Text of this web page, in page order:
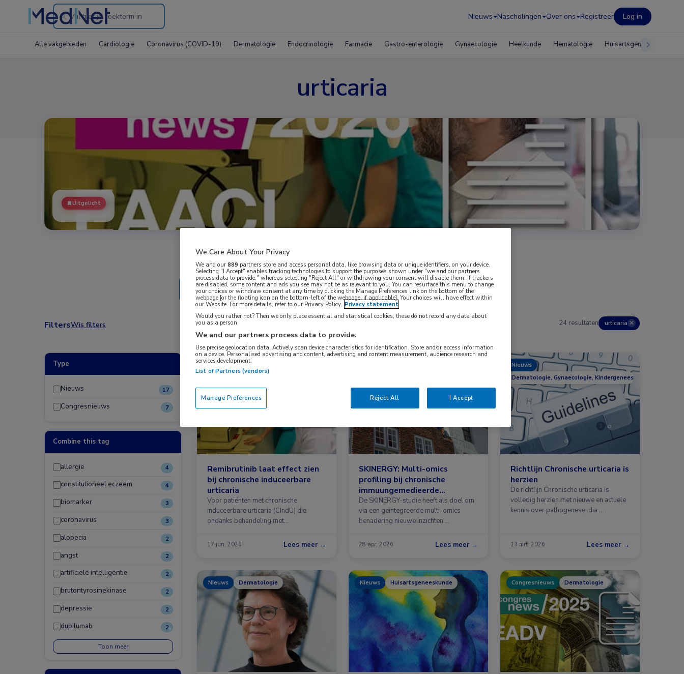
Search
the
Nieuws Nascholingen Over ons Registreer Log in
Alle vakgebieden Cardiologie Coronavirus (COVID-19) Dermatologie Endocrinologie Farmacie Gastro-enterologie Gynaecologie Heelkunde Hematologie Huisartsgeneeskunde
urticaria
Uitgelicht
FiltersWis filters 24 resultaten urticaria ✕
Type
Nieuws 17
Congresnieuws 7
Combine this tag
allergie 4
constitutioneel eczeem 4
biomarker 3
coronavirus 3
alopecia 2
angst 2
artificiële intelligentie 2
brutontyrosinekinase 2
depressie 2
dupilumab 2
Toon meer
Congresnieuws
Remibrutinib laat effect zien
bij chronische induceerbare
urticaria
Voor patiënten met chronische
induceerbare urticaria (CIndU) die
ondanks behandeling met
17 jun. 2026 Lees meer →
SKINERGY: Multi-omics
profiling bij chronische
immuungemedieerde
huidaandoeningen
De SKINERGY-studie heeft als doel om
via een geïntegreerde multi-omics
benadering nieuwe inzichten …
28 apr. 2026 Lees meer →
Nieuws
Dermatologie, Gynaecologie, Kindergeneeskunde
Richtlijn Chronische urticaria is
herzien
De richtlijn Chronische urticaria is
volledig herzien met nieuwe en actuele
kennis over pathogenese, dia …
13 mrt. 2026 Lees meer →
Nieuws Dermatologie Nieuws Huisartsgeneeskunde Congresnieuws Dermatologie
We Care About Your Privacy
We and our889 partners store and access personal data, like browsing data or unique identifiers, on your device.
Selecting "I Accept" enables tracking technologies to support the purposes shown under "we and our partners
process data to provide," whereas selecting "Reject All" or withdrawing your consent will disable them. If trackers
are disabled, some content and ads you see may not be as relevant to you. You can resurface this menu to change
your choices or withdraw consent at any time by clicking the Manage Preferences link on the bottom of the
webpage [or the floating icon on the bottom-left of the webpage, if applicable]. Your choices will have effect within
our Website. For more details, refer to our Privacy Policy. Privacy statement
Would you rather not? Then we only place essential and statistical cookies, these do not record any data about
you as a person
We and our partners process data to provide:
Use precise geolocation data. Actively scan device characteristics for identification. Store and/or access information
on a device. Personalised advertising and content, advertising and content measurement, audience research and
services development.
List of Partners (vendors)
Reject All I Accept
Manage Preferences